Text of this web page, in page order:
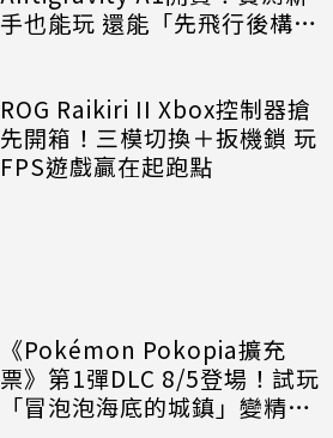
手也能玩 還能「先飛行後構
ROG Raikiri II Xbox控制器搶
先開箱！三模切換＋扳機鎖 玩
FPS遊戲贏在起跑點
《Pokémon Pokopia擴充
票》第1彈DLC 8/5登場！試玩
「冒泡泡海底的城鎮」變精神